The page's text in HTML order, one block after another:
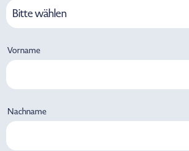
Bitte wählen
Vorname
Nachname